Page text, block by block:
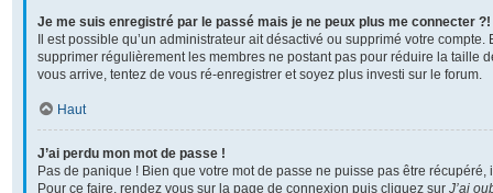
Je me suis enregistré par le passé mais je ne peux plus me connecter ?!
Il est possible qu’un administrateur ait désactivé ou supprimé votre compte.
supprimer régulièrement les membres ne postant pas pour réduire la taille
vous arrive, tentez de vous ré-enregistrer et soyez plus investi sur le forum.
Haut
J’ai perdu mon mot de passe !
Pas de panique ! Bien que votre mot de passe ne puisse pas être
Pour ce faire, rendez vous sur la page de connexion puis cliquez sur J’ai